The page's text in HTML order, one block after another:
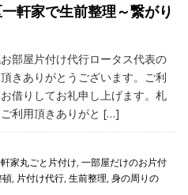
軒家で生前整理～繋がり
部屋片付け代行ロータス代表の
きありがとうございます。ご利
借りしてお礼申し上げます。札
利用頂きありがと […]
家丸ごと片付け, 一部屋だけのお片付
頓, 片付け代行, 生前整理, 身の周りの